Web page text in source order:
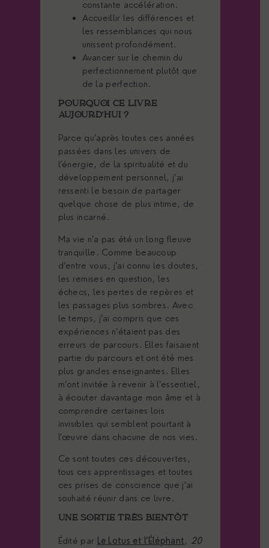
constante accélération.
Accueillir les différences et
les ressemblances qui nous
unissent profondément.
Avancer sur le chemin du
perfectionnement plutôt que
de la perfection.
POURQUOI CE LIVRE
AUJOURD’HUI ?
Parce qu’après toutes ces années
passées dans les univers de
l’énergie, de la spiritualité et du
développement personnel, j’ai
ressenti le besoin de partager
quelque chose de plus intime, de
plus incarné.
Ma vie n’a pas été un long fleuve
tranquille. Comme beaucoup
d’entre vous, j’ai connu les doutes,
les remises en question, les
échecs, les pertes de repères et
les passages plus sombres. Avec
le temps, j’ai compris que ces
expériences n’étaient pas des
erreurs de parcours. Elles faisaient
partie du parcours et ont été mes
plus grandes enseignantes. Elles
m’ont invitée à revenir à l’essentiel,
à écouter davantage mon âme et à
comprendre certaines lois
invisibles qui semblent pourtant à
l’œuvre dans chacune de nos vies.
Ce sont toutes ces découvertes,
tous ces apprentissages et toutes
ces prises de conscience que j’ai
souhaité réunir dans ce livre.
UNE SORTIE TRÈS BIENTÔT
Édité par Le Lotus et l’Éléphant, 20